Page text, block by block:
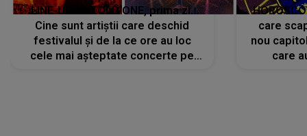
LINE-UP UNTOLD ONE, prima zi.
Cine sunt artiștii care deschid
festivalul și de la ce ore au loc
cele mai așteptate concerte pe
care
nou
care